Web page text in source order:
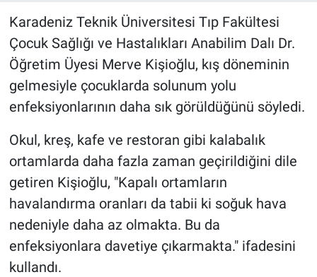
Karadeniz Teknik Üniversitesi Tıp Fakültesi
Çocuk Sağlığı ve Hastalıkları Anabilim Dalı Dr.
Öğretim Üyesi Merve Kişioğlu, kış döneminin
gelmesiyle çocuklarda solunum yolu
enfeksiyonlarının daha sık görüldüğünü söyledi.
Okul, kreş, kafe ve restoran gibi kalabalık
ortamlarda daha fazla zaman geçirildiğini dile
getiren Kişioğlu, "Kapalı ortamların
havalandırma oranları da tabii ki soğuk hava
nedeniyle daha az olmakta. Bu da
enfeksiyonlara davetiye çıkarmakta." ifadesini
kullandı.